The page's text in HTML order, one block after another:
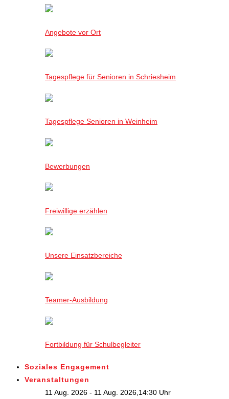
Angebote vor Ort
Tagespflege für Senioren in Schriesheim
Tagespflege Senioren in Weinheim
Bewerbungen
Freiwillige erzählen
Unsere Einsatzbereiche
Teamer-Ausbildung
Fortbildung für Schulbegleiter
Soziales Engagement
Veranstaltungen
11 Aug. 2026 - 11 Aug. 2026,14:30 Uhr